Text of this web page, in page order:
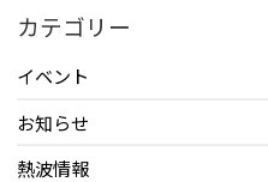
カテゴリー
イベント
お知らせ
熱波情報